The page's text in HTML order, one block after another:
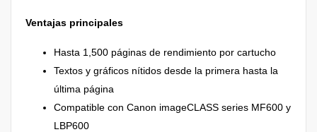
Ventajas principales
Hasta 1,500 páginas de rendimiento por cartucho
Textos y gráficos nítidos desde la primera hasta la
última página
Compatible con Canon imageCLASS series MF600 y
LBP600